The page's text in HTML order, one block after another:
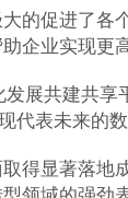
的促进了各
企业实现更
展共建共
表未来的
得显著落地